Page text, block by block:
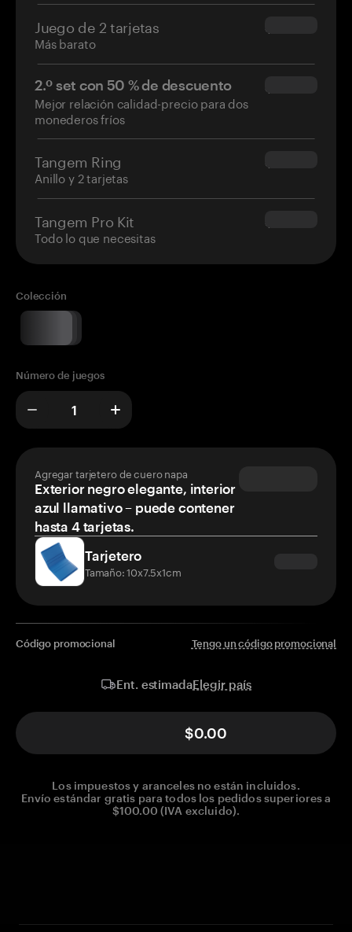
Juego de 2 tarjetas
Más barato
$54.90
2.º set con 50 % de descuento
Mejor relación calidad-precio para dos
monederos fríos
$34.95
Tangem Ring
Anillo y 2 tarjetas
$160.00
Tangem Pro Kit
Todo lo que necesitas
$180.00
Colección
Número de juegos
Agregar tarjetero de cuero napa
Exterior negro elegante, interior
azul llamativo – puede contener
hasta 4 tarjetas.
Tarjetero
Tamaño: 10x7.5x1cm
Código promocional Tengo un código promocional
Ent. estimadaElegir país
$0.00
Los impuestos y aranceles no están incluidos.
Envío estándar gratis para todos los pedidos superiores a
$100.00 (IVA excluido).